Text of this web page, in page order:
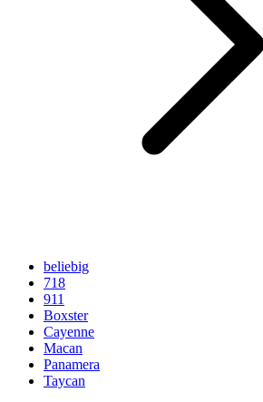
beliebig
718
911
Boxster
Cayenne
Macan
Panamera
Taycan